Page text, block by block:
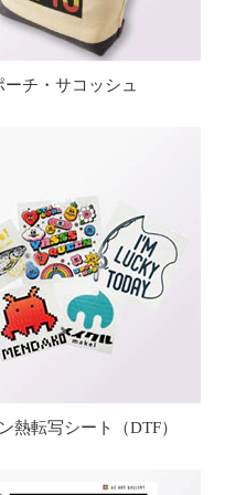
ーチ・サコッシュ
熱転写シート（DTF）